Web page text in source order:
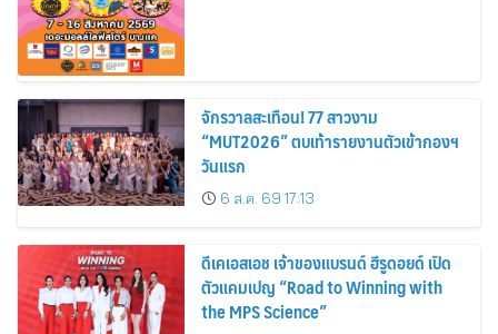
จักรวาลสะเทือน! 77 สาวงาม
“MUT2026” ตบเท้ารายงานตัวเข้ากองฯ
วันแรก
6 ส.ค. 69 17:13
ดีเคเอสเอช เจ้าของแบรนด์ ฮีรูดอยด์ เปิด
ตัวแคมเปญ “Road to Winning with
the MPS Science”